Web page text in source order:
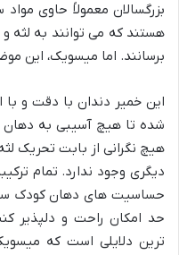
بزرگسالان معمولاً حاوی
هستند که می توانند به
برسانند. اما میسویک، این
این خمیر دندان با دقت و با
شده تا هیچ آسیبی به دهان
هیچ نگرانی از بابت تحریک
دیگری وجود ندارد. تمام
حساسیت های دهان کودک
حد امکان راحت و دلپذیر
ترین دلایلی است که